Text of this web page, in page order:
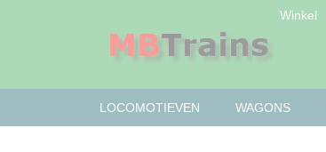
Winkel
LOCOMOTIEVEN WAGONS